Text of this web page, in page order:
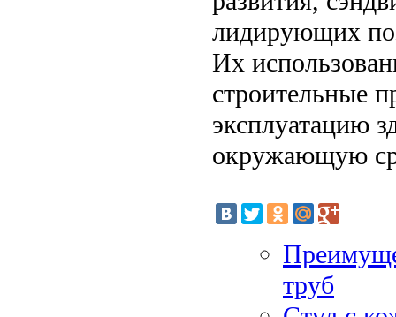
лидирующих
Их
строительные
эксплуатацию
окружающую
труб